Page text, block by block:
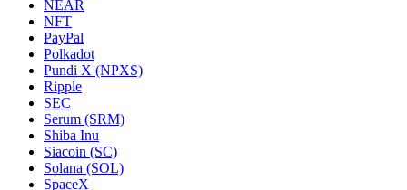
NEAR
NFT
PayPal
Polkadot
Pundi X (NPXS)
Ripple
SEC
Serum (SRM)
Shiba Inu
Siacoin (SC)
Solana (SOL)
SpaceX